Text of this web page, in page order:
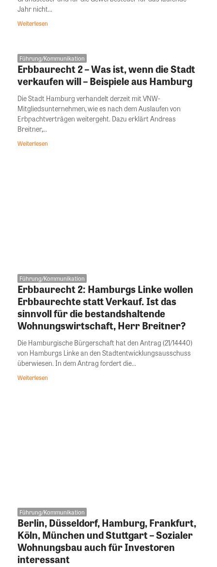
Jahr nicht...
Weiterlesen
Führung/Kommunikation
Erbbaurecht 2 – Was ist, wenn die Stadt
verkaufen will – Beispiele aus Hamburg
Die Stadt Hamburg verhandelt derzeit mit VNW-
Mitgliedsunternehmen, wie es nach dem Auslaufen von
Erbpachtverträgen weitergeht. Dazu erklärt Andreas
Breitner,...
Weiterlesen
Führung/Kommunikation
Erbbaurecht 2: Hamburgs Linke wollen
Erbbaurechte statt Verkauf. Ist das
sinnvoll für die bestandshaltende
Wohnungswirtschaft, Herr Breitner?
Die Hamburgische Bürgerschaft hat den Antrag (21/14440)
von Hamburgs Linke an den Stadtentwicklungsausschuss
überwiesen. In dem Antrag fordert die...
Weiterlesen
Führung/Kommunikation
Berlin, Düsseldorf, Hamburg, Frankfurt,
Köln, München und Stuttgart – Sozialer
Wohnungsbau auch für Investoren
interessant